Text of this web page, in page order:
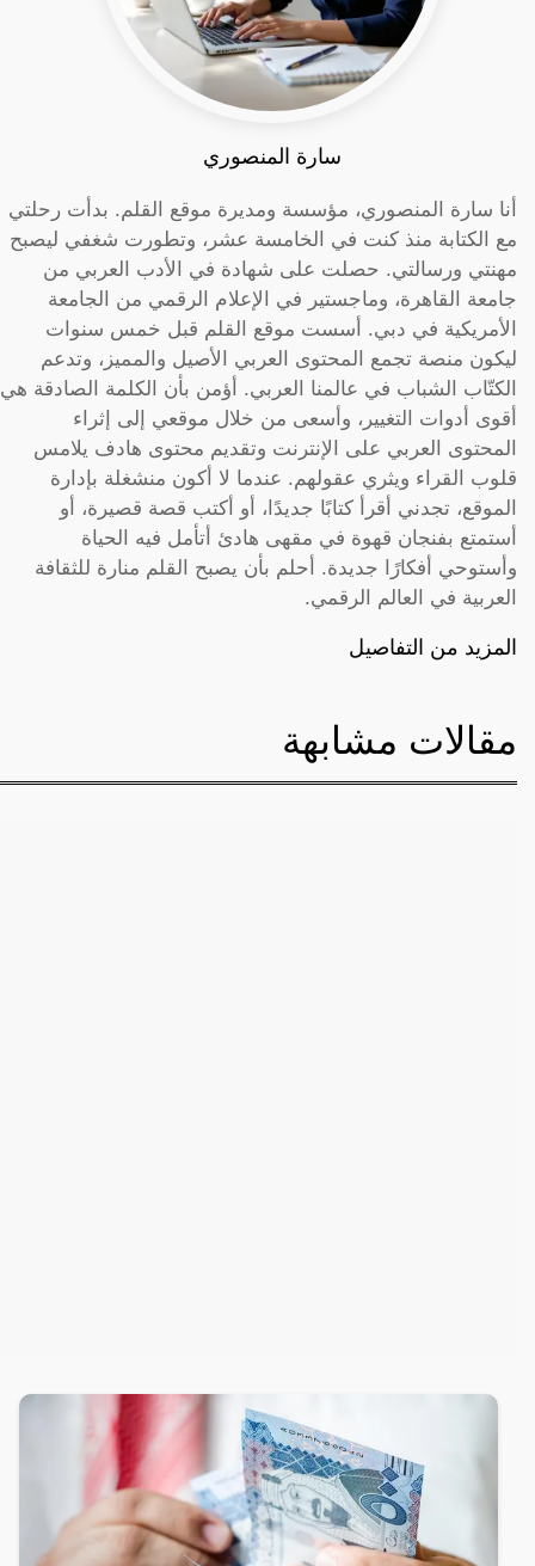
سارة المنصوري
أنا سارة المنصوري، مؤسسة ومديرة موقع القلم. بدأت رحلتي
مع الكتابة منذ كنت في الخامسة عشر، وتطورت شغفي ليصبح
مهنتي ورسالتي. حصلت على شهادة في الأدب العربي من
جامعة القاهرة، وماجستير في الإعلام الرقمي من الجامعة
الأمريكية في دبي. أسست موقع القلم قبل خمس سنوات
ليكون منصة تجمع المحتوى العربي الأصيل والمميز، وتدعم
الكتّاب الشباب في عالمنا العربي. أؤمن بأن الكلمة الصادقة هي
أقوى أدوات التغيير، وأسعى من خلال موقعي إلى إثراء
المحتوى العربي على الإنترنت وتقديم محتوى هادف يلامس
قلوب القراء ويثري عقولهم. عندما لا أكون منشغلة بإدارة
الموقع، تجدني أقرأ كتابًا جديدًا، أو أكتب قصة قصيرة، أو
أستمتع بفنجان قهوة في مقهى هادئ أتأمل فيه الحياة
وأستوحي أفكارًا جديدة. أحلم بأن يصبح القلم منارة للثقافة
العربية في العالم الرقمي.
المزيد من التفاصيل
مقالات مشابهة